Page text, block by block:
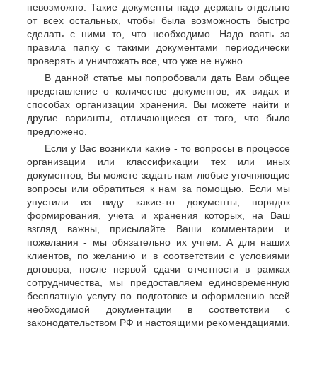
невозможно. Такие документы надо держать отдельно
от всех остальных, чтобы была возможность быстро
сделать с ними то, что необходимо. Надо взять за
правила папку с такими документами периодически
проверять и уничтожать все, что уже не нужно.
В данной статье мы попробовали дать Вам общее
представление о количестве документов, их видах и
способах организации хранения. Вы можете найти и
другие варианты, отличающиеся от того, что было
предложено.
Если у Вас возникли какие - то вопросы в процессе
организации или классификации тех или иных
документов, Вы можете задать нам любые уточняющие
вопросы или обратиться к нам за помощью. Если мы
упустили из виду какие-то документы, порядок
формирования, учета и хранения которых, на Ваш
взгляд важны, присылайте Ваши комментарии и
пожелания - мы обязательно их учтем. А для наших
клиентов, по желанию и в соответствии с условиями
договора, после первой сдачи отчетности в рамках
сотрудничества, мы предоставляем единовременную
бесплатную услугу по подготовке и оформлению всей
необходимой документации в соответствии с
законодательством РФ и настоящими рекомендациями.